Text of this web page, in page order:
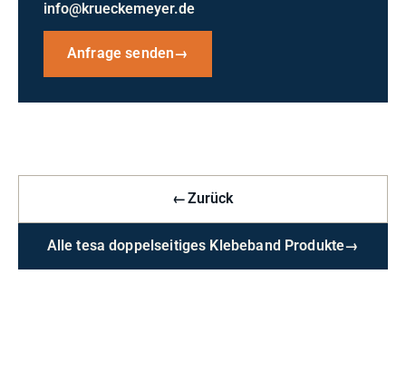
info@krueckemeyer.de
Anfrage senden→
←Zurück
Alle tesa doppelseitiges Klebeband Produkte→